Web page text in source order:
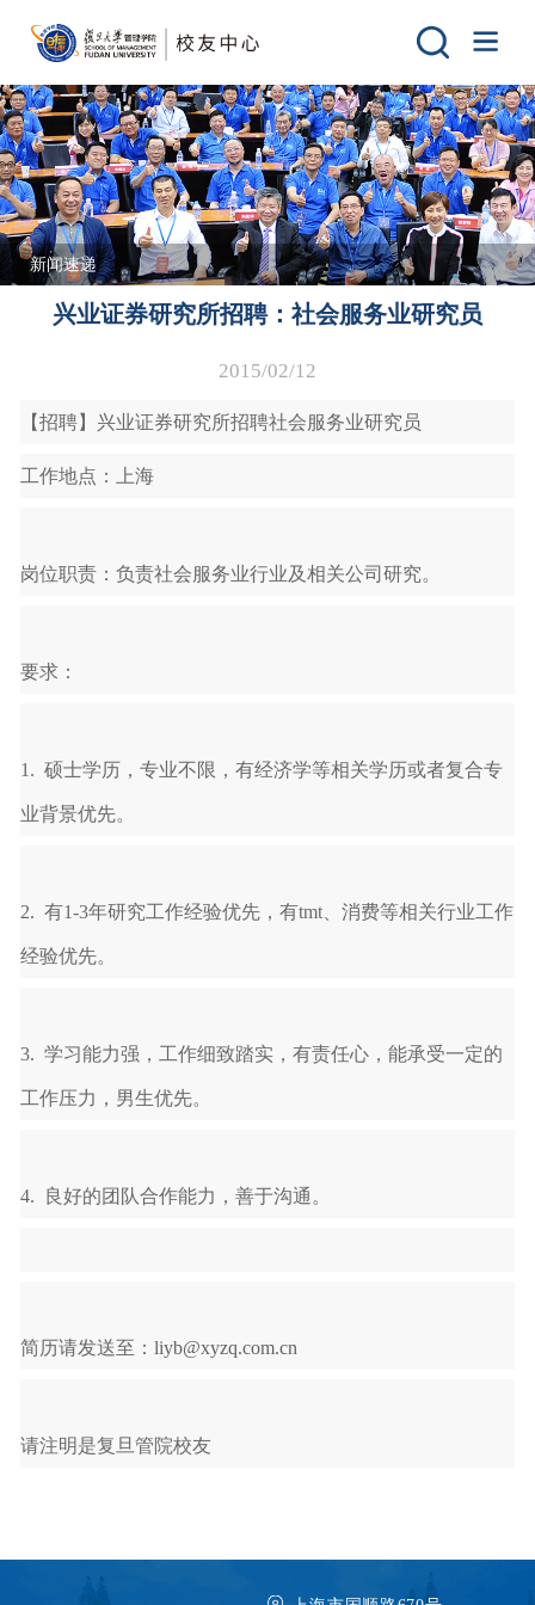
新闻速递
兴业证券研究所招聘：社会服务业研究员
2015/02/12
【招聘】兴业证券研究所招聘社会服务业研究员
工作地点：上海
岗位职责：负责社会服务业行业及相关公司研究。
要求：
1. 硕士学历，专业不限，有经济学等相关学历或者复合专
业背景优先。
2. 有1-3年研究工作经验优先，有tmt、消费等相关行业工作
经验优先。
3. 学习能力强，工作细致踏实，有责任心，能承受一定的
工作压力，男生优先。
4. 良好的团队合作能力，善于沟通。
简历请发送至： liyb@xyzq.com.cn
请注明是复旦管院校友